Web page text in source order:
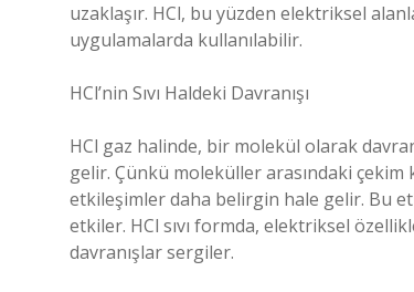
uzaklaşır. HCl, bu yüzden elektriksel
uygulamalarda kullanılabilir.
HCl’nin Sıvı Haldeki Davranışı
HCl gaz halinde, bir molekül olarak
gelir. Çünkü moleküller arasındaki çekim
etkileşimler daha belirgin hale gelir. Bu
etkiler. HCl sıvı formda, elektriksel
davranışlar sergiler.